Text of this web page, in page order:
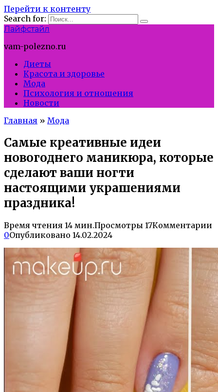
Перейти к контенту
Search for:
Лайфстайл
vam-polezno.ru
Диеты
Красота и здоровье
Мода
Психология и отношения
Новости
Главная » Мода
Самые креативные идеи
новогоднего маникюра, которые
сделают ваши ногти
настоящими украшениями
праздника!
Время чтения 14 мин.Просмотры 17Комментарии
0Опубликовано 14.02.2024